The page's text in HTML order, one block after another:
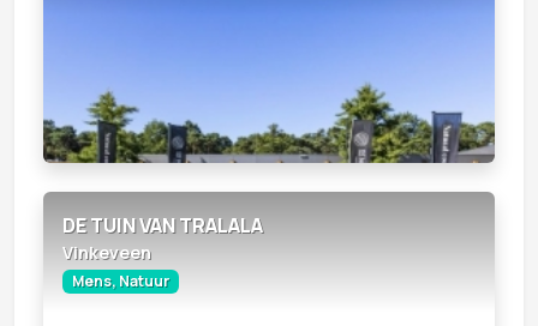
DE TUIN VAN TRALALA
Vinkeveen
Mens, Natuur